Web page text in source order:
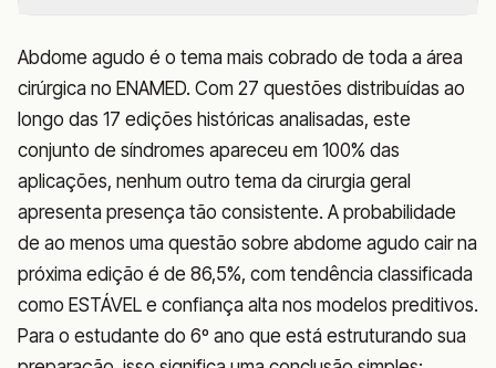
Abdome agudo é o tema mais cobrado de toda a área
cirúrgica no ENAMED. Com 27 questões distribuídas ao
longo das 17 edições históricas analisadas, este
conjunto de síndromes apareceu em 100% das
aplicações, nenhum outro tema da cirurgia geral
apresenta presença tão consistente. A probabilidade
de ao menos uma questão sobre abdome agudo cair na
próxima edição é de 86,5%, com tendência classificada
como ESTÁVEL e confiança alta nos modelos preditivos.
Para o estudante do 6º ano que está estruturando sua